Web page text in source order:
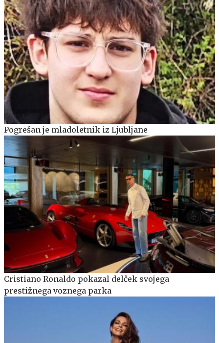
Pogrešan je mladoletnik iz Ljubljane
Cristiano Ronaldo pokazal delček svojega
prestižnega voznega parka